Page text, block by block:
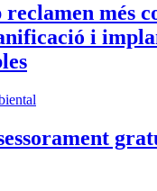
reclamen més
i